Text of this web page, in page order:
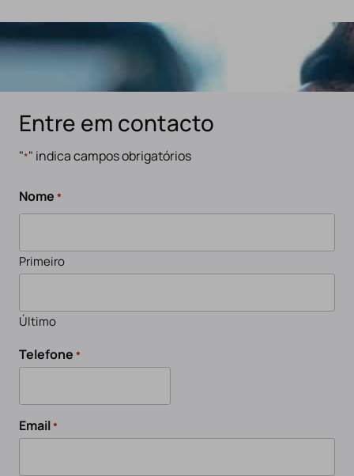
Entre em contacto
"*" indica campos obrigatórios
Nome *
Primeiro
Último
Telefone *
Email*